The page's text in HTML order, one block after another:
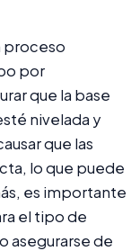
proceso
por
que la base
nivelada y
que las
lo que puede
es importante
el tipo de
asegurarse de